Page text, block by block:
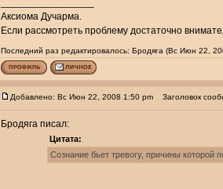
Аксиома Дучарма.
Если рассмотреть проблему достаточно
Последний раз редактировалось: Бродяга (Вс Июн 22,
Добавлено: Вс Июн 22, 2008 1:50 pm Заголовок
Бродяга писал:
Цитата:
Сознание бьет тревогу, причины которой